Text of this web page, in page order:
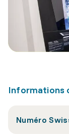
Informations
Numéro